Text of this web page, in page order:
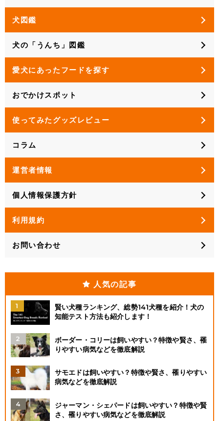
犬図鑑
犬の「うんち」図鑑
愛犬にあったフードを探す
おでかけスポット
使ってみたグッズレビュー
コラム
運営者情報
個人情報保護方針
利用規約
お問い合わせ
人気の記事
賢い犬種ランキング、総勢141犬種を紹介！犬の
知能テスト方法も紹介します！
ボーダー・コリーは飼いやすい？特徴や賢さ、罹
りやすい病気などを徹底解説
サモエドは飼いやすい？特徴や賢さ、罹りやすい
病気などを徹底解説
ジャーマン・シェパードは飼いやすい？特徴や賢
さ、罹りやすい病気などを徹底解説